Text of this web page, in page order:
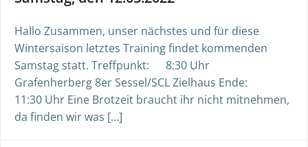
Hallo Zusammen, unser nächstes und für diese
Wintersaison letztes Training findet kommenden
Samstag statt. Treffpunkt: 8:30 Uhr
Grafenherberg 8er Sessel/SCL Zielhaus Ende:
11:30 Uhr Eine Brotzeit braucht ihr nicht mitnehmen,
da finden wir was […]